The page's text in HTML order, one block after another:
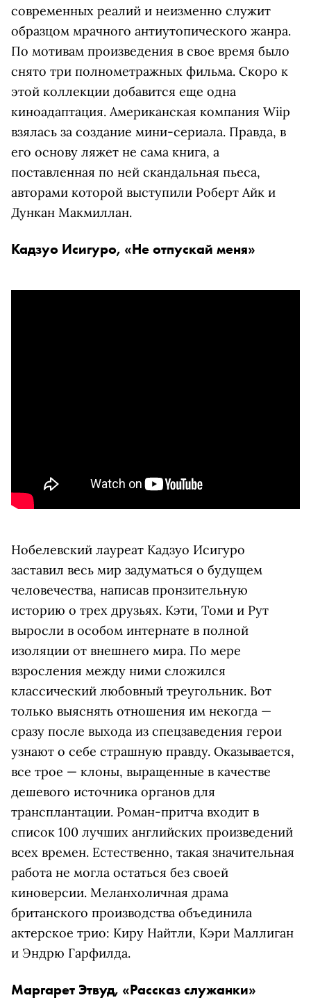
современных реалий и неизменно служит
образцом мрачного антиутопического жанра.
По мотивам произведения в свое время было
снято три полнометражных фильма. Скоро к
этой коллекции добавится еще одна
киноадаптация. Американская компания Wiip
взялась за создание мини-сериала. Правда, в
его основу ляжет не сама книга, а
поставленная по ней скандальная пьеса,
авторами которой выступили Роберт Айк и
Дункан Макмиллан.
Кадзуо Исигуро, «Не отпускай меня»
Нобелевский лауреат Кадзуо Исигуро
заставил весь мир задуматься о будущем
человечества, написав пронзительную
историю о трех друзьях. Кэти, Томи и Рут
выросли в особом интернате в полной
изоляции от внешнего мира. По мере
взросления между ними сложился
классический любовный треугольник. Вот
только выяснять отношения им некогда —
сразу после выхода из спецзаведения герои
узнают о себе страшную правду. Оказывается,
все трое — клоны, выращенные в качестве
дешевого источника органов для
трансплантации. Роман-притча входит в
список 100 лучших английских произведений
всех времен. Естественно, такая значительная
работа не могла остаться без своей
киноверсии. Меланхоличная драма
британского производства объединила
актерское трио: Киру Найтли, Кэри Маллиган
и Эндрю Гарфилда.
Маргарет Этвуд, «Рассказ служанки»